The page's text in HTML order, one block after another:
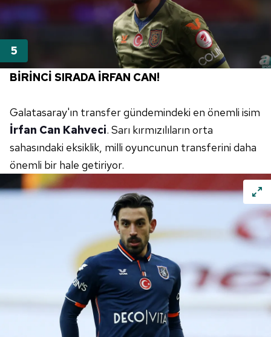
BİRİNCİ SIRADA İRFAN CAN!
Galatasaray'ın transfer gündemindeki en önemli isim
İrfan Can Kahveci. Sarı kırmızılıların orta
sahasındaki eksiklik, milli oyuncunun transferini daha
önemli bir hale getiriyor.